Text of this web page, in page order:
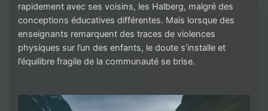
rapidement avec ses voisins, les Halberg, malgré des
conceptions éducatives différentes. Mais lorsque des
enseignants remarquent des traces de violences
physiques sur l’un des enfants, le doute s’installe et
l’équilibre fragile de la communauté se brise.